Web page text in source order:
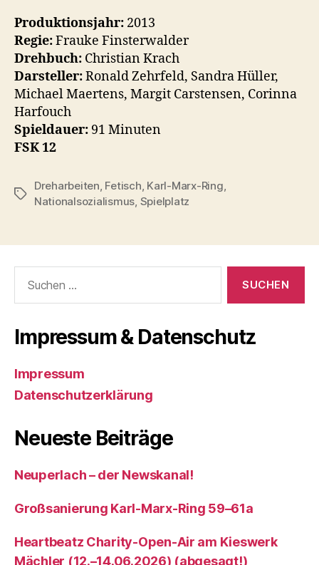
Produktionsjahr: 2013
Regie:Frauke Finsterwalder
Drehbuch: Christian Krach
Darsteller:Ronald Zehrfeld, Sandra Hüller,
Michael Maertens, Margit Carstensen, Corinna
Harfouch
Spieldauer: 91 Minuten
FSK 12
Schlagwörter
Dreharbeiten, Fetisch, Karl-Marx-Ring,
Nationalsozialismus, Spielplatz
nach:
Impressum & Datenschutz
Impressum
Datenschutzerklärung
Neueste Beiträge
Neuperlach – der Newskanal!
Großsanierung Karl-Marx-Ring 59–61a
Heartbeatz Charity-Open-Air am Kieswerk
Mächler (12.–14.06.2026) (abgesagt!)